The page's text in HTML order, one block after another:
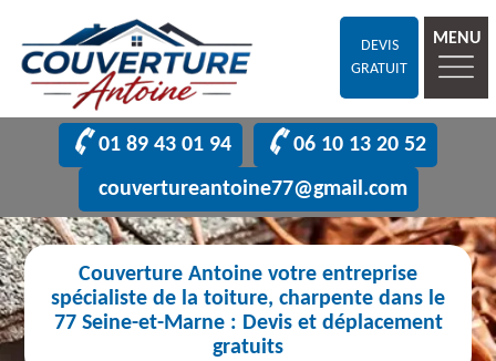
DEVIS
GRATUIT
MENU
01 89 43 01 94
06 10 13 20 52
couvertureantoine77@gmail.com
Couverture Antoine votre entreprise
spécialiste de la toiture, charpente dans le
77 Seine-et-Marne : Devis et déplacement
gratuits